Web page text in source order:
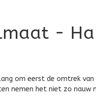
-
om eerst de omtrek
nemen het niet zo